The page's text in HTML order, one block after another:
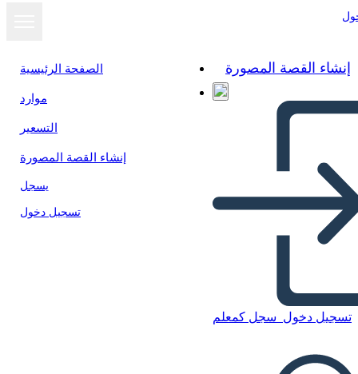
الصفحة الرئيسية
موارد
التسعير
إنشاء القصة المصورة
يسجل
تسجيل دخول
إنشاء القصة المصورة
تسجيل دخول سجل كمعلم
घटाव लैंडस्केप बीडब्ल्यू 3
عرض كشرائح